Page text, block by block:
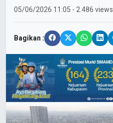
05/06/2026 11:05 - 2.486 views
Bagikan :